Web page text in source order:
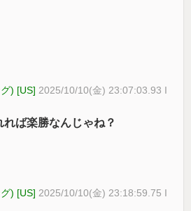
) [US] 2025/10/10(金) 23:07:03.93 I
ば楽勝なんじゃね？
) [US] 2025/10/10(金) 23:18:59.75 I